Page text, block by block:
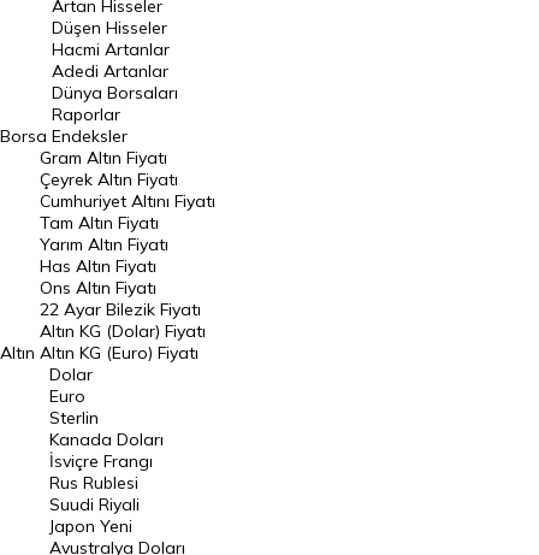
En Çok Düşen Hisseler
Hacmi Artanlar
Geçmiş Kapanışlar
Dünya Borsaları
Raporlar
Endeksler
DÖVİZ
Döviz Kuru
Dolar Kuru
Euro Kuru
Pound Kuru
Frank Kuru
Riyal Kuru
Avustralya Doları
Borsa
Artan Hisseler
Düşen Hisseler
Hacmi Artanlar
Adedi Artanlar
Dünya Borsaları
Raporlar
Endeksler
Altın
Gram Altın Fiyatı
Çeyrek Altın Fiyatı
Cumhuriyet Altını Fiyatı
Tam Altın Fiyatı
Yarım Altın Fiyatı
Has Altın Fiyatı
Ons Altın Fiyatı
22 Ayar Bilezik Fiyatı
Altın KG (Dolar) Fiyatı
Altın KG (Euro) Fiyatı
Dolar
Euro
Sterlin
Kanada Doları
İsviçre Frangı
Rus Rublesi
Suudi Riyali
Japon Yeni
Avustralya Doları